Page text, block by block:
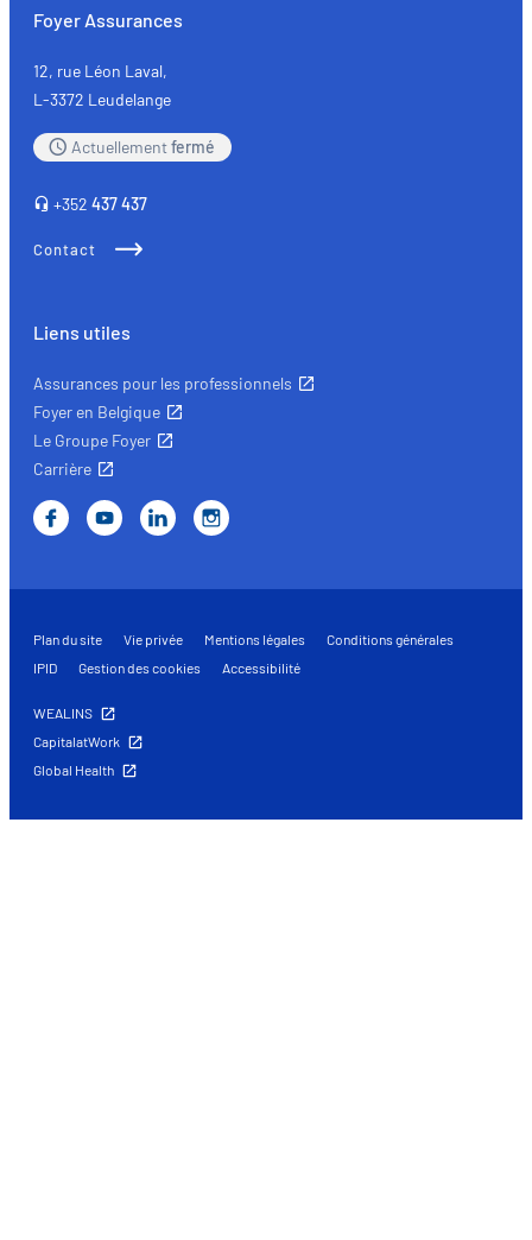
quand
l’écologie
rencontre
qualité
Foyer Assurances
12, rue Léon Laval,
L-3372 Leudelange
Actuellementfermé
+352 437 437
Contact
Liens utiles
Assurances pour les professionnels
Foyer en Belgique
Le Groupe Foyer
Carrière
Plan du site Vie privée Mentions légales
Conditions générales
IPID
Gestion des cookies Accessibilité
WEALINS
CapitalatWork
Global Health